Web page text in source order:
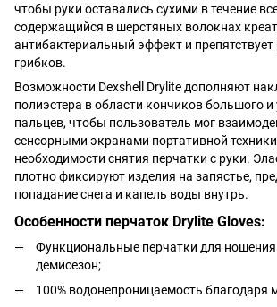
чтобы руки оставались сухими в течение
содержащийся в шерстяных волокнах
антибактериальный эффект и
грибков.
Возможности Dexshell Drylite дополняют
полиэстера в области кончиков большого и
пальцев, чтобы пользователь мог
сенсорными экранами портативной
необходимости снятия перчатки с руки.
плотно фиксируют изделия на запястье,
попадание снега и капель воды внутрь.
Особенности перчаток Drylite Gloves:
Функциональные перчатки для
демисезон;
100% водонепроницаемость благодаря